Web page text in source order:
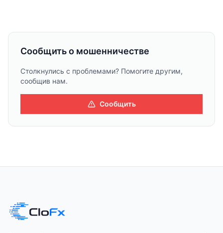
Сообщить о мошенничестве
Столкнулись с проблемами? Помогите другим,
сообщив нам.
Сообщить